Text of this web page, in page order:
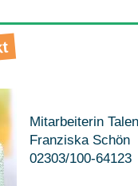
Mitarbeiterin
Franziska Schön
02303/100-64123